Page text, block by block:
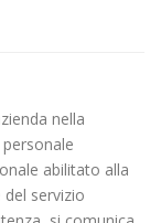
nella
abilitato alla
servizio